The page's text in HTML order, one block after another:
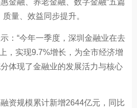
金融、养老金融、数字金融“五篇
量、效益同步提升。
“今年一季度，深圳金融业在去
，实现9.7%增长，为全市经济增
体现了金融业的发展活力与核心
规模累计新增2644亿元，同比